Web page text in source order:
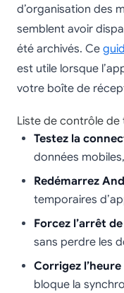
d’organisation des
semblent avoir
été archivés. Ce
est utile lorsque
votre boîte de
Liste de contrôle
Testez la
données
Redémarrez
temporaires
Forcez l’arrêt
sans perdre les
Corrigez l’heure
bloque la